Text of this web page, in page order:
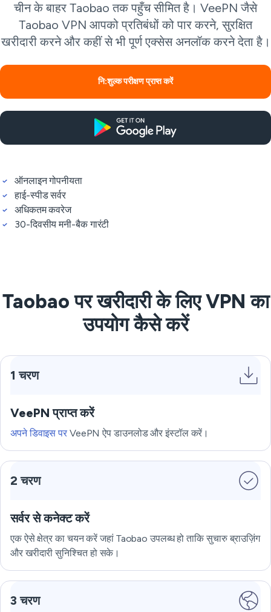
चीन के बाहर Taobao तक पहुँच सीमित है। VeePN जैसे
Taobao VPN आपको प्रतिबंधों को पार करने, सुरक्षित
खरीदारी करने और कहीं से भी पूर्ण एक्सेस अनलॉक करने देता है।
नि:शुल्क परीक्षण प्राप्त करें
ऑनलाइन गोपनीयता
हाई-स्पीड सर्वर
अधिकतम कवरेज
30-दिवसीय मनी-बैक गारंटी
Taobao पर खरीदारी के लिए VPN का
उपयोग कैसे करें
1 चरण
VeePN प्राप्त करें
अपने डिवाइस परVeePN ऐप डाउनलोड और इंस्टॉल करें।
2 चरण
सर्वर से कनेक्ट करें
एक ऐसे क्षेत्र का चयन करें जहां Taobao उपलब्ध हो ताकि सुचारु ब्राउज़िंग
और खरीदारी सुनिश्चित हो सके।
3 चरण